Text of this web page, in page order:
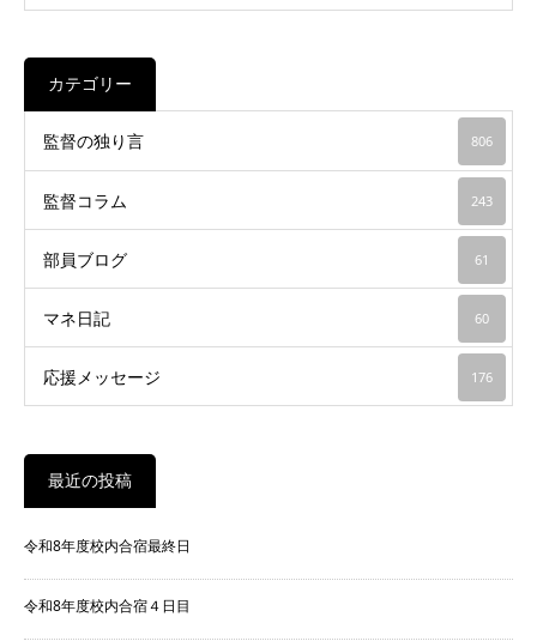
カテゴリー
監督の独り言 806
監督コラム 243
部員ブログ 61
マネ日記 60
応援メッセージ 176
最近の投稿
令和8年度校内合宿最終日
令和8年度校内合宿４日目